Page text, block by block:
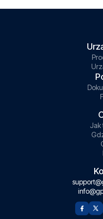
Jak